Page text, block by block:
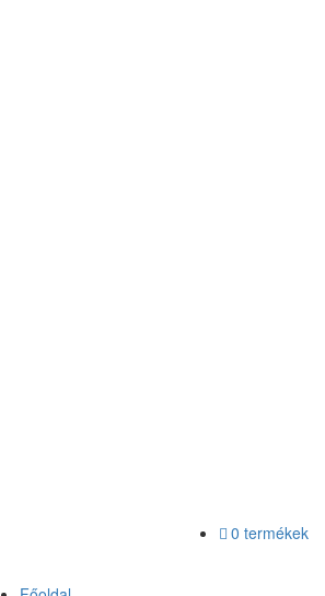
0 termékek